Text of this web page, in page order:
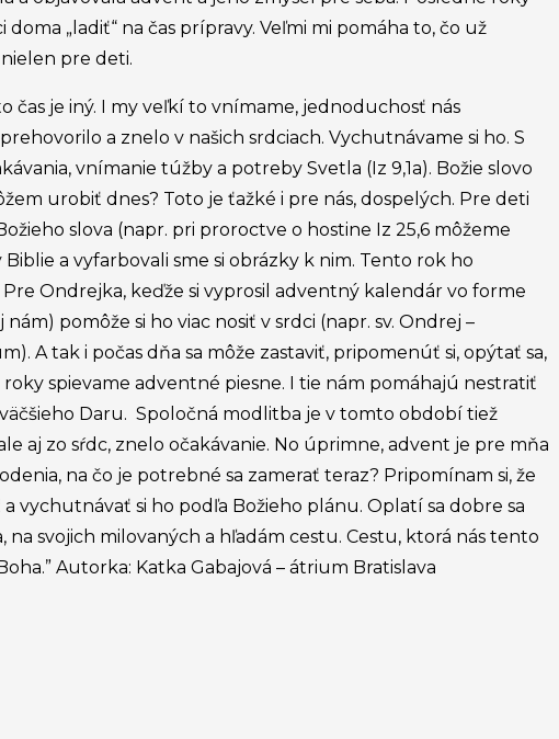
„ladiť“ na čas prípravy. Veľmi mi pomáha to, čo už
pre deti.
čas je iný. I my veľkí to vnímame, jednoduchosť nás
a znelo v našich srdciach. Vychutnávame si ho. S
vnímanie túžby a potreby Svetla (Iz 9,1a). Božie slovo
urobiť dnes? Toto je ťažké i pre nás, dospelých. Pre deti
slova (napr. pri proroctve o hostine Iz 25,6 môžeme
a vyfarbovali sme si obrázky k nim. Tento rok ho
Ondrejka, keďže si vyprosil adventný kalendár vo forme
pomôže si ho viac nosiť v srdci (napr. sv. Ondrej –
A tak i počas dňa sa môže zastaviť, pripomenúť si, opýtať sa,
spievame adventné piesne. I tie nám pomáhajú nestratiť
Daru. Spoločná modlitba je v tomto období tiež
aj zo sŕdc, znelo očakávanie. No úprimne, advent je pre mňa
na čo je potrebné sa zamerať teraz? Pripomínam si, že
vychutnávať si ho podľa Božieho plánu. Oplatí sa dobre sa
svojich milovaných a hľadám cestu. Cestu, ktorá nás tento
Autorka: Katka Gabajová – átrium Bratislava